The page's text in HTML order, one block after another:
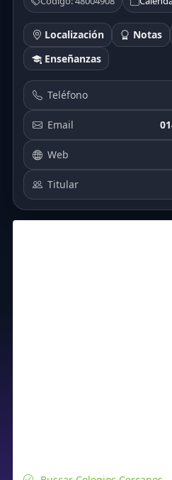
Localización Notas
Enseñanzas
Teléfono
Email
Web
Titular